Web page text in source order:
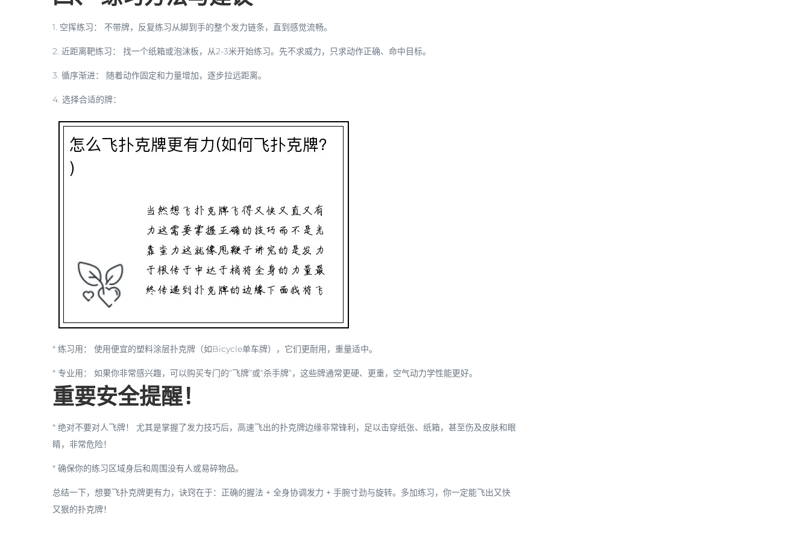
1. 空挥练习： 不带牌，反复练习从脚到手的整个发力链条，直到感觉流畅。
2. 近距离靶练习： 找一个纸箱或泡沫板，从2-3米开始练习。先不求威力，只求动作正确、命中目标。
3. 循序渐进： 随着动作固定和力量增加，逐步拉远距离。
4. 选择合适的牌：
* 练习用： 使用便宜的塑料涂层扑克牌（如Bicycle单车牌），它们更耐用，重量适中。
* 专业用： 如果你非常感兴趣，可以购买专门的“飞牌”或“杀手牌”，这些牌通常更硬、更重，空气动力学性能更好。
重要安全提醒！
* 绝对不要对人飞牌！
尤其是掌握了发力技巧后，高速飞出的扑克牌边缘非常锋利，足以击穿纸张、纸箱，甚至伤及皮肤和眼
睛，非常危险！
* 确保你的练习区域身后和周围没有人或易碎物品。
总结一下，想要飞扑克牌更有力，诀窍在于： 正确的握法 + 全身协调发力 + 手腕寸劲与旋转。多加练习，你一定能飞出又快
又狠的扑克牌！